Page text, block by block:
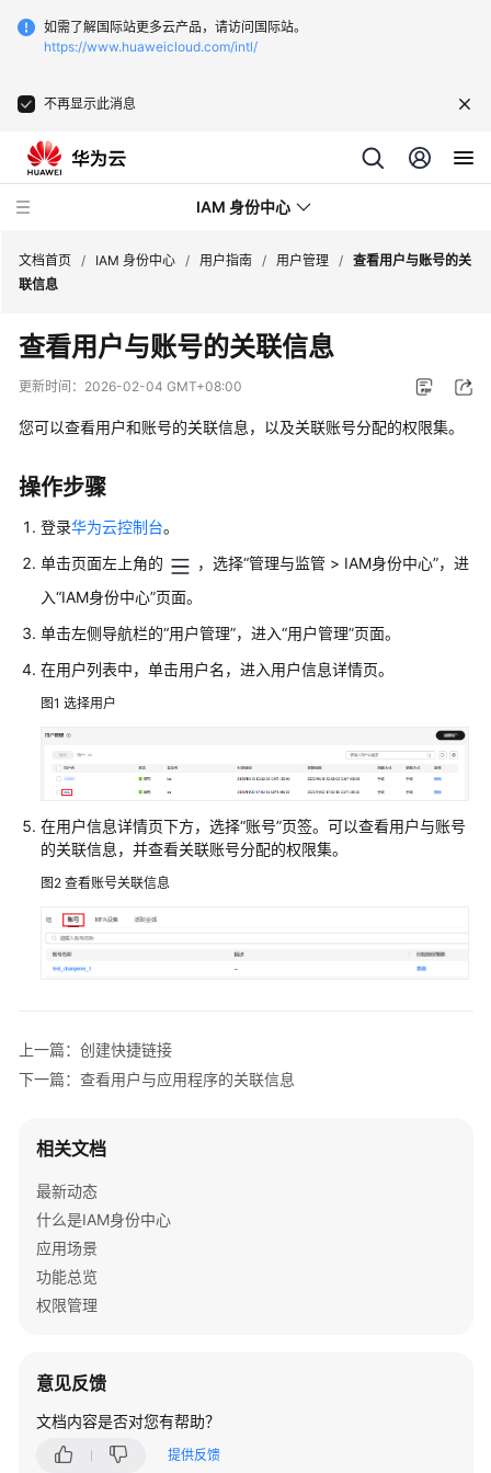
如需了解国际站更多云产品，请访问国际站。
https://www.huaweicloud.com/intl/
不再显示此消息
IAM 身份中心
最
新
动
品
介
绍
快
速
入
门
用
用
户
理
创
建
户
录
并
访
问
源
管
户
删
文档首页 / IAM 身份中心 / 用户指南 / 用户管理 / 查看用户与账号的关
联信息
查看用户与账号的关联信息
更新时间： 2026-02-04 GMT+08:00
您可以查看用户和账号的关联信息，以及关联账号分配的权限集。
操作步骤
登录华为云控制台。
单击页面左上角的
，选择“管理与监管 > IAM身份中心”，进
入“IAM身份中心”页面。
单击左侧导航栏的“用户管理”，进入“用户管理”页面。
在用户列表中，单击用户名，进入用户信息详情页。
图1 选择用户
在用户信息详情页下方，选择“账号”页签。可以查看用户与账号
的关联信息，并查看关联账号分配的权限集。
图2 查看账号关联信息
上一篇：创建快捷链接
下一篇：查看用户与应用程序的关联信息
相关文档
最新动态
什么是IAM身份中心
应用场景
功能总览
权限管理
意见反馈
文档内容是否对您有帮助？
提供反馈